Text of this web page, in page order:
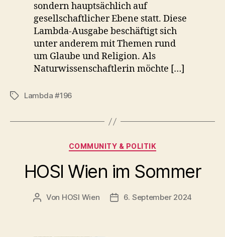
sondern hauptsächlich auf
gesellschaftlicher Ebene statt. Diese
Lambda-Ausgabe beschäftigt sich
unter anderem mit Themen rund
um Glaube und Religion. Als
Naturwissenschaftlerin möchte […]
Schlagwörter
Lambda #196
Kategorien
COMMUNITY & POLITIK
HOSI Wien im Sommer
Beitragsautor
Von HOSI Wien Beitragsdatum
6. September 2024